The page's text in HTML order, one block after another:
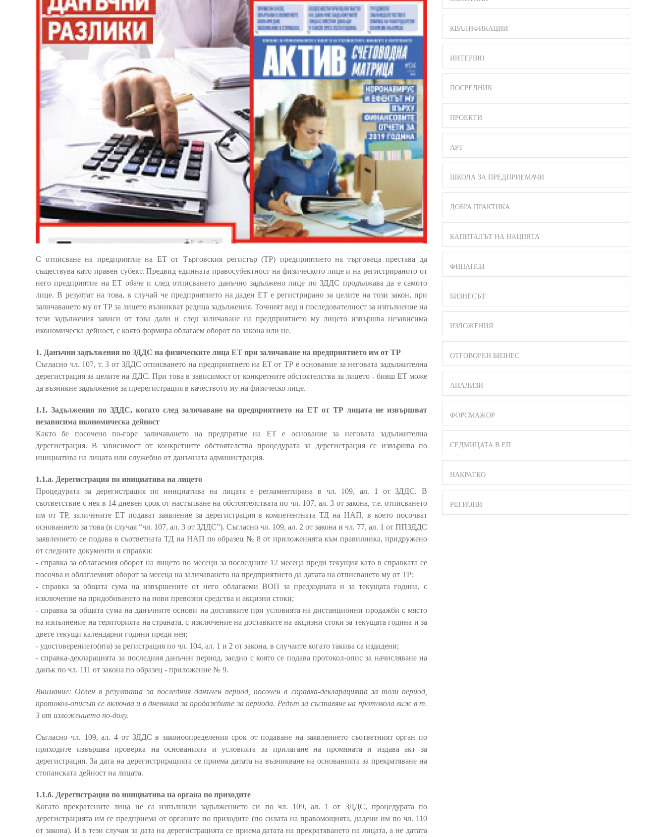
С отписване на предприятие на ЕТ от Търговския регистър (ТР) предприятието на търговеца престава да
съществува като правен субект. Предвид единната правосубектност на физическото лице и на регистрираното от
него предприятие на ЕТ обаче и след отписването данъчно задължено лице по ЗДДС продължава да е самото
лице. В резултат на това, в случай че предприятието на даден ЕТ е регистрирано за целите на този закон, при
заличаването му от ТР за лицето възникват редица задължения. Точният вид и последователност за изпълнение на
тези задължения зависи от това дали и след заличаване на предприятието му лицето извършва независима
икономическа дейност, с която формира облагаем оборот по закона или не.
1. Данъчни задължения по ЗДДС на физическите лица ЕТ при заличаване на предприятието им от ТР
Съгласно чл. 107, т. 3 от ЗДДС отписването на предприятието на ЕТ от ТР е основание за неговата задължителна
дерегистрация за целите на ДДС. При това в зависимост от конкретните обстоятелства за лицето - бивш ЕТ може
да възникне задължение за пререгистрация в качеството му на физическо лице.
1.1. Задължения по ЗДДС, когато след заличаване на предприятието на ЕТ от ТР лицата не извършват
независима икономическа дейност
Както бе посочено по-горе заличаването на предпрятие на ЕТ е основание за неговата задължителна
дерегистрация. В зависимост от конкретните обстоятелства процедурата за дерегистрация се извършва по
инициатива на лицата или служебно от данъчната администрация.
1.1.а. Дерегистрация по инициатива на лицето
Процедурата за дерегистрация по инициатива на лицата е регламентирана в чл. 109, ал. 1 от ЗДДС. В
съответствие с нея в 14-дневен срок от настъпване на обстоятелствата по чл. 107, ал. 3 от закона, т.е. отписването
им от ТР, заличените ЕТ подават заявление за дерегистрация в компетентната ТД на НАП, в което посочват
основанието за това (в случая “чл. 107, ал. 3 от ЗДДС”). Съгласно чл. 109, ал. 2 от закона и чл. 77, ал. 1 от ППЗДДС
заявлението се подава в съответната ТД на НАП по образец № 8 от приложенията към правилника, придружено
от следните документи и справки:
- справка за облагаемия оборот на лицето по месеци за последните 12 месеца преди текущия като в справката се
посочва и облагаемият оборот за месеца на заличаването на предприятието да датата на отписването му от ТР;
- справка за общата сума на извършените от него облагаеми ВОП за предходната и за текущата година, с
изключение на придобиването на нови превозни средства и акцизни стоки;
- справка за общата сума на данъчните основи на доставките при условията на дистанционни продажби с място
на изпълнение на територията на страната, с изключение на доставките на акцизни стоки за текущата година и за
двете текущи календарни години преди нея;
- удостоверението(ята) за регистрация по чл. 104, ал. 1 и 2 от закона, в случаите когато такива са издадени;
- справка-декларацията за последния данъчен период, заедно с която се подава протокол-опис за начисляване на
данък по чл. 111 от закона по образец - приложение № 9.
Внимание: Освен в резултата за последния данъчен период, посочен в справка-декларацията за този период,
протокол-описът се включва и в дневника за продажбите за периода. Редът за съставяне на протокола виж в т.
3 от изложението по-долу.
Съгласно чл. 109, ал. 4 от ЗДДС в законоопределения срок от подаване на заявлението съответният орган по
приходите извършва проверка на основанията и условията за прилагане на промяната и издава акт за
дерегистрация. За дата на дерегистрирацията се приема датата на възникване на основанията за прекратяване на
стопанската дейност на лицата.
1.1.б. Дерегистрация по инициатива на органа по приходите
Когато прекратените лица не са изпълнили задължението си по чл. 109, ал. 1 от ЗДДС, процедурата по
дерегистрацията им се предприема от органите по приходите (по силата на правомощията, дадени им по чл. 110
от закона). И в тези случаи за дата на дерегистрацията се приема датата на прекратяването на лицата, а не датата
КВАЛИФИКАЦИИ
ИНТЕРВЮ
ПОСРЕДНИК
ПРОЕКТИ
АРТ
ШКОЛА ЗА ПРЕДПРИЕМАЧИ
ДОБРА ПРАКТИКА
КАПИТАЛЪТ НА НАЦИЯТА
ФИНАНСИ
БИЗНЕСЪТ
ИЗЛОЖЕНИЯ
ОТГОВОРЕН БИЗНЕС
АНАЛИЗИ
ФОРСМАЖОР
СЕДМИЦАТА В ЕП
НАКРАТКО
РЕГИОНИ